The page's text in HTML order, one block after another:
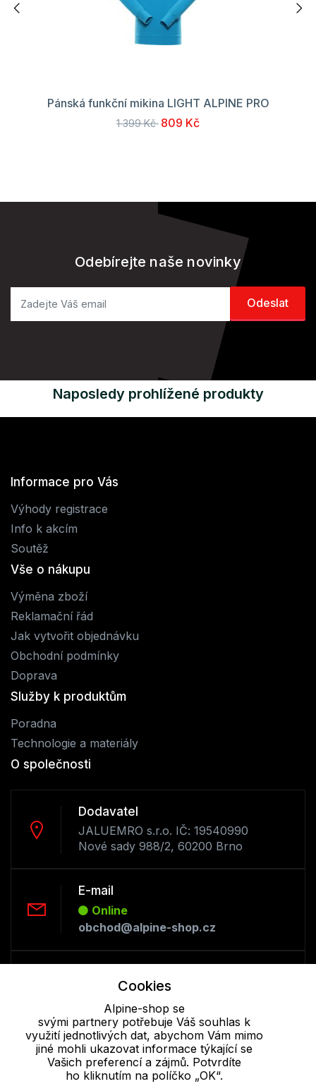
Pánská funkční mikina LIGHT ALPINE PRO
1 399 Kč 809 Kč
Odebírejte naše novinky
Naposledy prohlížené produkty
Informace pro Vás
Výhody registrace
Info k akcím
Soutěž
Vše o nákupu
Výměna zboží
Reklamační řád
Jak vytvořit objednávku
Obchodní podmínky
Doprava
Služby k produktům
Poradna
Technologie a materiály
O společnosti
Dodavatel
JALUEMRO s.r.o. IČ: 19540990
Nové sady 988/2, 60200 Brno
E-mail
Online
obchod@alpine-shop.cz
Offline
+420 530 334 493
Cookie - podrobné nastavení|Další informace| Ochrana osobních
Cookies
Alpine-shop se
svými partnery potřebuje Váš souhlas k
využití jednotlivých dat, abychom Vám mimo
jiné mohli ukazovat informace týkající se
Vašich preferencí a zájmů. Potvrdíte
ho kliknutím na políčko „OK“.